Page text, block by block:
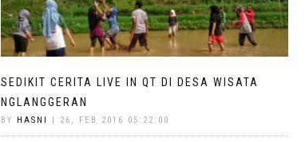
SEDIKIT CERITA LIVE IN QT DI DESA WISATA
NGLANGGERAN
BY HASNI | 26, FEB 2016 05:22:00